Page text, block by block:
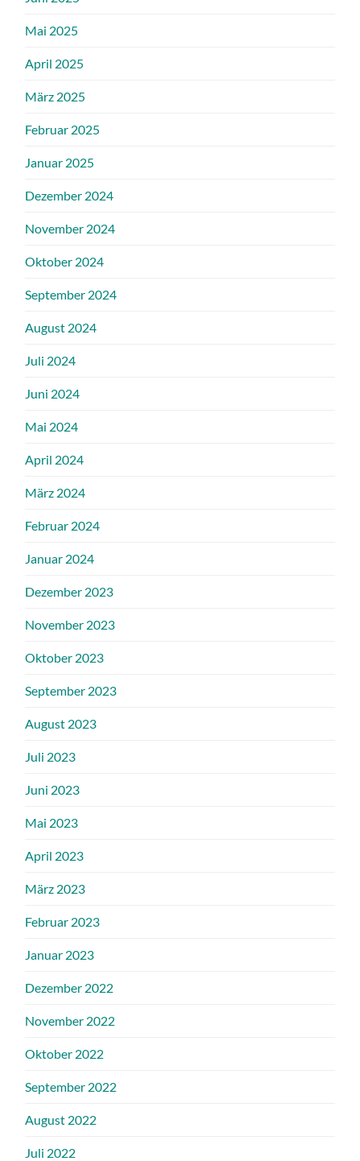
Mai 2025
April 2025
März 2025
Februar 2025
Januar 2025
Dezember 2024
November 2024
Oktober 2024
September 2024
August 2024
Juli 2024
Juni 2024
Mai 2024
April 2024
März 2024
Februar 2024
Januar 2024
Dezember 2023
November 2023
Oktober 2023
September 2023
August 2023
Juli 2023
Juni 2023
Mai 2023
April 2023
März 2023
Februar 2023
Januar 2023
Dezember 2022
November 2022
Oktober 2022
September 2022
August 2022
Juli 2022